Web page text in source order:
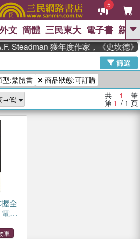
5
GO
高希均教授回憶錄
、 The Odyssey 、 父親節 、 如果歷
史是一群喵 、 暑期推薦 、
獎 臺灣漫遊錄 、 方念華 、 台灣的李
登輝時代
數學女孩：黎曼猜想 、
偉大的迷走神經
外文 簡體 三民東大 電子書 親子
Steadman 獲年度作家，《史坎德》
篩選
型:繁體書 商品狀態:可訂購
共 1 筆
第 1 / 1 頁
全
池
的